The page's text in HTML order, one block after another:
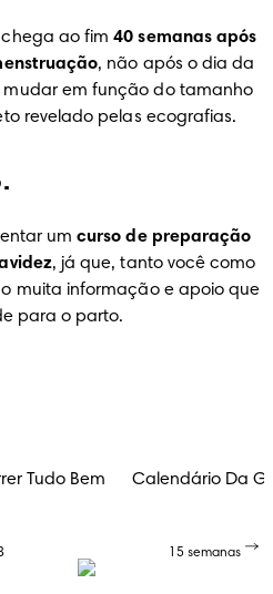
chega ao fim 40 semanas após
, não após o dia da
em função do tamanho
revelado pelas ecografias.
um curso de preparação
, já que, tanto você como
muita informação e apoio que
para o parto.
Tudo Bem Calendário Da
15 semanas